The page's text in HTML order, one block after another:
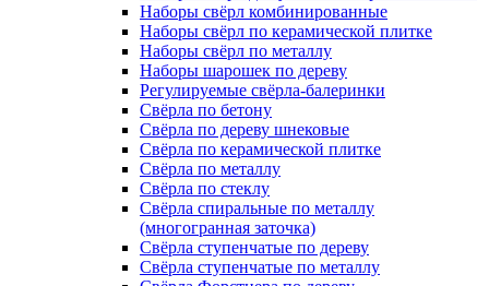
Наборы свёрл комбинированные
Наборы свёрл по керамической плитке
Наборы свёрл по металлу
Наборы шарошек по дереву
Регулируемые свёрла-балеринки
Свёрла по бетону
Свёрла по дереву шнековые
Свёрла по керамической плитке
Свёрла по металлу
Свёрла по стеклу
Свёрла спиральные по металлу
(многогранная заточка)
Свёрла ступенчатые по дереву
Свёрла ступенчатые по металлу